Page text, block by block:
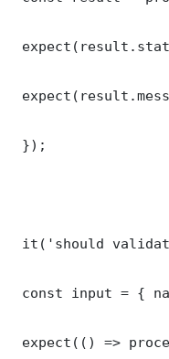
});
it('should
const input = {
expect(() =>